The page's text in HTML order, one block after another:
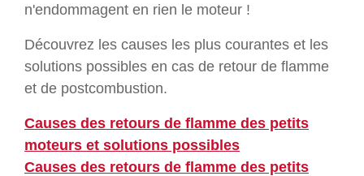
n'endommagent en rien le moteur !
Découvrez les causes les plus courantes et les
solutions possibles en cas de retour de flamme
et de postcombustion.
Causes des retours de flamme des petits
moteurs et solutions possibles
Causes des retours de flamme des petits